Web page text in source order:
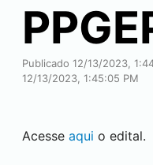
Publicado 12/13/2023,
12/13/2023, 1:45:05 PM
Acesse aqui o edital.